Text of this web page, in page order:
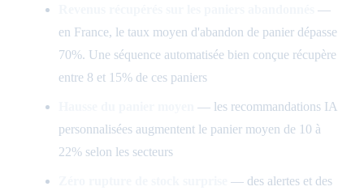
—
en France, le taux moyen d'abandon de panier dépasse
70%. Une séquence automatisée bien conçue récupère
entre 8 et 15% de ces paniers
— les recommandations IA
personnalisées augmentent le panier moyen de 10 à
22% selon les secteurs
— des alertes et des